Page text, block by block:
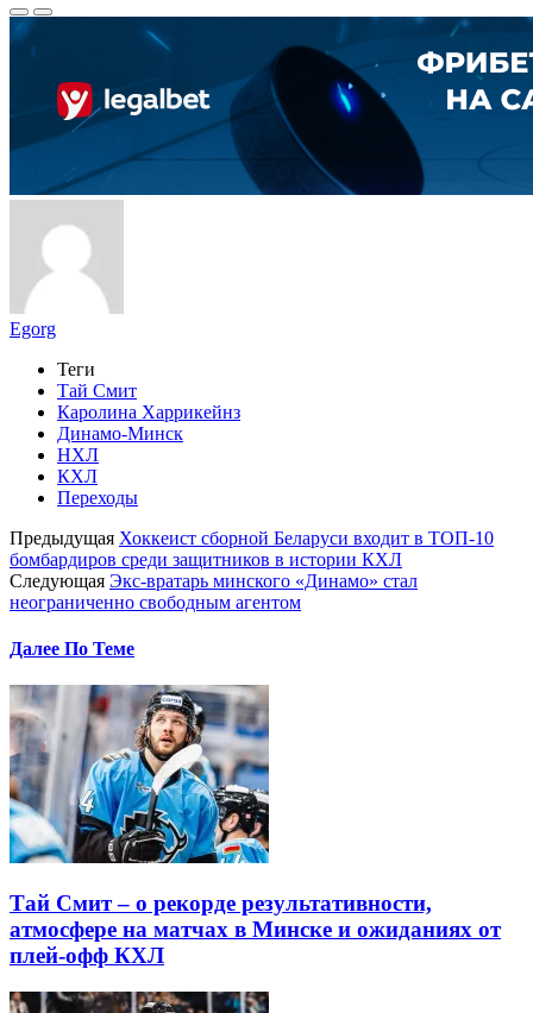
Egorg
Теги
Тай Смит
Каролина Харрикейнз
Динамо-Минск
НХЛ
КХЛ
Переходы
Предыдущая Хоккеист сборной Беларуси входит в ТОП-10
бомбардиров среди защитников в истории КХЛ
Следующая Экс-вратарь минского «Динамо» стал
неограниченно свободным агентом
Далее По Теме
Тай Смит – о рекорде результативности,
атмосфере на матчах в Минске и ожиданиях от
плей-офф КХЛ